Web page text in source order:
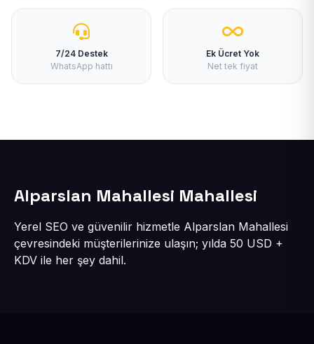
7/24 Destek
WhatsApp hattı
Ek Ücret Yok
Net tek fiyat
Alparslan Mahallesi Mahallesi
Yerel SEO ve güvenilir hizmetle Alparslan Mahallesi
çevresindeki müşterilerinize ulaşın; yılda 50 USD +
KDV ile her şey dahil.